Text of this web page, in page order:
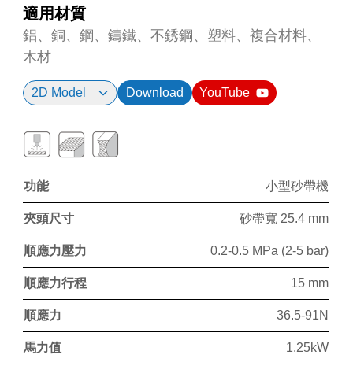
適用材質
鋁、銅、鋼、鑄鐵、不銹鋼、塑料、複合材料、
木材
2D Model Download YouTube
功能 小型砂帶機
夾頭尺寸 砂帶寬 25.4 mm
順應力壓力 0.2-0.5 MPa (2-5 bar)
順應力行程 15 mm
順應力 36.5-91N
馬力值 1.25kW